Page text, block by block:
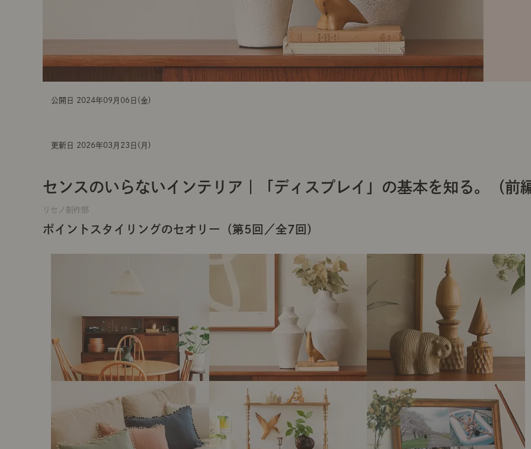
公開日 2024年09月06日(金)
更新日 2026年03月23日(月)
センスのいらないインテリア｜「ディスプレイ」の基本を知る。（前
リセノ制作部
ポイントスタイリングのセオリー（第5回／全7回）